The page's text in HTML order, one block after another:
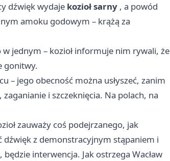
dźwięk wydaje kozioł sarny , a powód
amoku godowym – krążą za
jednym – kozioł informuje nim rywali, że
gonitwy.
– jego obecność można usłyszeć, zanim
i szczeknięcia. Na polach, na
zauważy coś podejrzanego, jak
dźwięk z demonstracyjnym stąpaniem i
interwencja. Jak ostrzega Wacław